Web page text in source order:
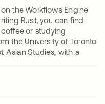
the Workflows Engine
Rust, you can find
or studying
the University of Toronto
Asian Studies, with a